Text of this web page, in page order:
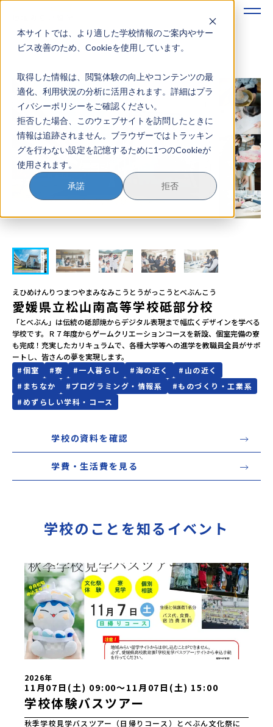
本サイトでは、より適した学校情報のご案内やサー
ビス改善のため、Cookieを使用しています。
取得した情報は、閲覧体験の向上やコンテンツの最
適化、利用状況の分析に活用されます。詳細はプラ
イバシーポリシーをご確認ください。
拒否した場合、このウェブサイトを訪問したときに
情報は追跡されません。ブラウザーではトラッキン
グを行わない設定を記憶するために1つのCookieが
使用されます。
承諾 拒否
地域みらい留学のすすめかた
地域みらい留学とは
学校を探す
イベントを探す
おためし地域留学
マガジン
奨学金について
？ イベント参加方法
会員登録 MYページログイン
えひめけんりつまつやまみなみこうとうがっこうとべぶんこう
愛媛県立松山南高等学校砥部分校
「とべぶん」は伝統の砥部焼からデジタル表現まで幅広くデザインを学べる
学校です。Ｒ７年度からゲームクリエーションコースを新設、個室完備の寮
も完成！充実したカリキュラムで、各種大学等への進学を教職員全員がサポ
ートし、皆さんの夢を実現します。
#個室 #寮 #一人暮らし #海の近く # 山の近く
# まちなか #プログラミング・情報系 #ものづくり・工業系
#めずらしい学科・コース
学校の資料を確認
学費・生活費を見る
学校のことを知るイベント
2026年
11月07日(土) 09:00〜11月07日(土) 15:00
学校体験バスツアー
秋季学校見学バスツアー（日帰りコース）とべぶん文化祭に